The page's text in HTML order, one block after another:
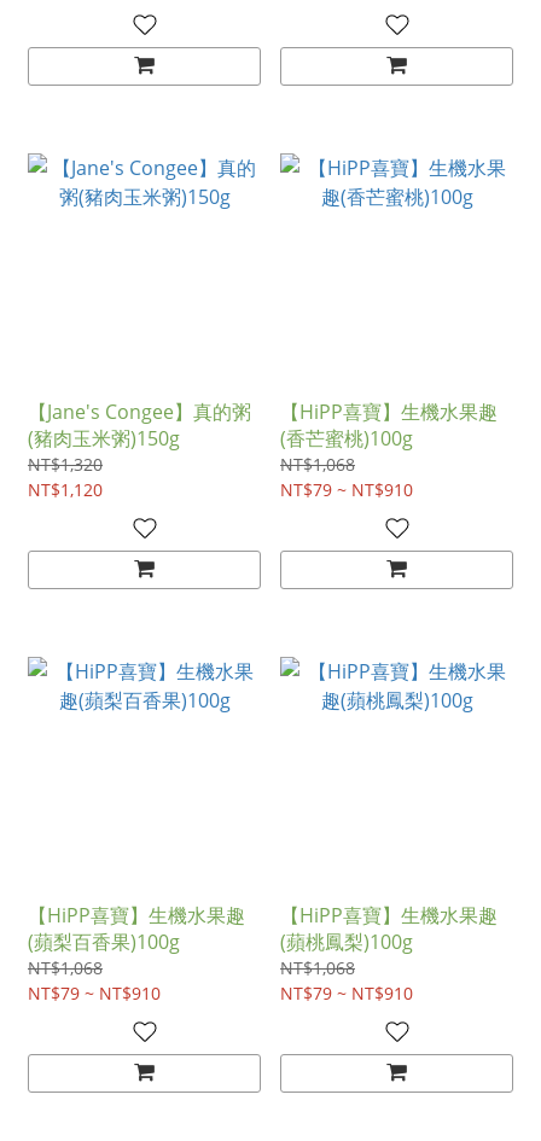
【Jane's Congee】真的粥
(豬肉玉米粥)150g
NT$1,320
NT$1,120
【HiPP喜寶】生機水果趣
(香芒蜜桃)100g
NT$1,068
NT$79 ~ NT$910
【HiPP喜寶】生機水果趣
(蘋梨百香果)100g
NT$1,068
NT$79 ~ NT$910
【HiPP喜寶】生機水果趣
(蘋桃鳳梨)100g
NT$1,068
NT$79 ~ NT$910